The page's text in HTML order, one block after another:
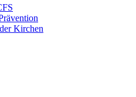
Kirchen